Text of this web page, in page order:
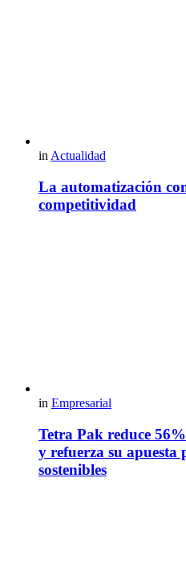
in Actualidad
La automatización
competitividad
in Empresarial
Tetra Pak reduce
y refuerza su apuesta
sostenibles